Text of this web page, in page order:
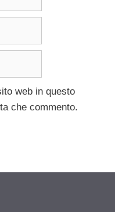
web in questo
che commento.